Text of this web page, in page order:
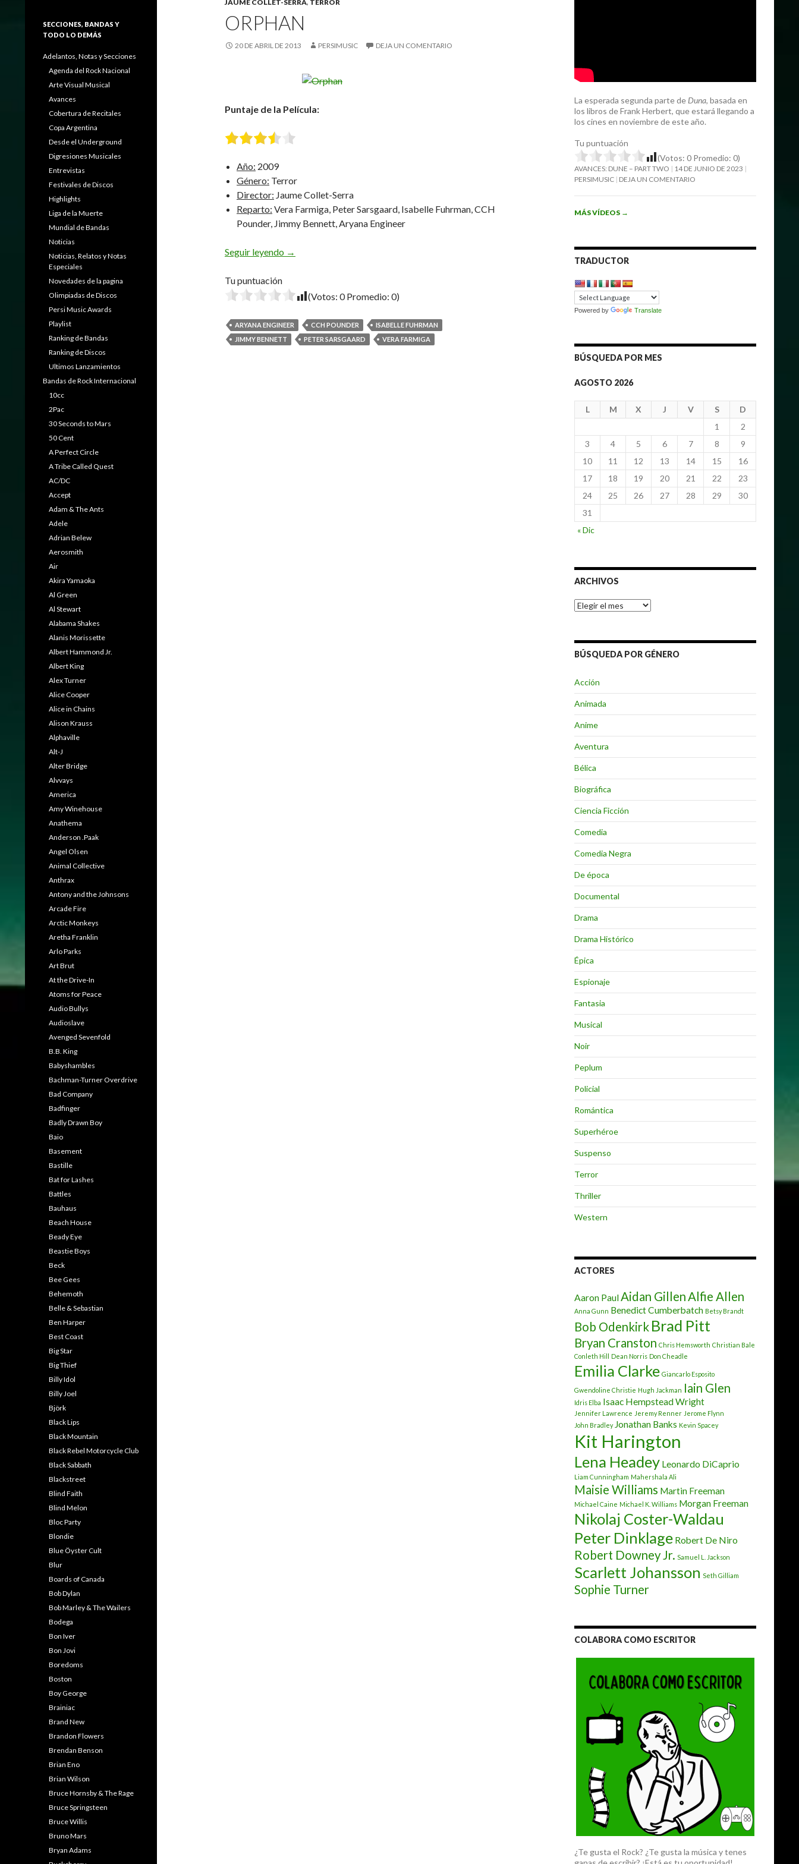
JAUME COLLET-SERRA, TERROR
ORPHAN
20 DE ABRIL DE 2013 PERSIMUSIC DEJA UN COMENTARIO
Puntaje de la Película:
Año: 2009
Género: Terror
Director: Jaume Collet-Serra
Reparto: Vera Farmiga, Peter Sarsgaard, Isabelle Fuhrman, CCH
Pounder, Jimmy Bennett, Aryana Engineer
Seguir leyendo Orphan
→
Tu puntuación
(Votos: 0Promedio: 0)
ARYANA ENGINEER CCH POUNDER
ISABELLE FUHRMAN
JIMMY BENNETT
PETER SARSGAARD VERA FARMIGA
La esperada segunda parte de Duna, basada en
los libros de Frank Herbert, que estará llegando a
los cines en noviembre de este año.
Tu puntuación
(Votos: 0 Promedio: 0)
AVANCES: DUNE – PART TWO
14 DE JUNIO DE 2023
PERSIMUSIC DEJA UN COMENTARIO
MÁS VÍDEOS →
TRADUCTOR
Powered by Translate
BÚSQUEDA POR MES
AGOSTO 2026
L M X J V S
D
1
2
3
4 5 6 7 8
9
10
11 12 13 14 15
16
17
18 19 20 21 22
23
24
25 26 27 28 29
30
31
« Dic
ARCHIVOS
Archivos
BÚSQUEDA POR GÉNERO
Acción
Animada
Anime
Aventura
Bélica
Biográfica
Ciencia Ficción
Comedia
Comedia Negra
De época
Documental
Drama
Drama Histórico
Épica
Espionaje
Fantasia
Musical
Noir
Peplum
Policial
Romántica
Superhéroe
Suspenso
Terror
Thriller
Western
ACTORES
Aaron PaulAidan GillenAlfie Allen
Anna Gunn Benedict Cumberbatch Betsy Brandt
Bob Odenkirk Brad Pitt
Bryan Cranston Chris Hemsworth Christian Bale
Conleth Hill
Dean Norris Don Cheadle
Emilia Clarke Giancarlo Esposito
Gwendoline Christie Hugh Jackman Iain Glen
Idris Elba Isaac Hempstead Wright
Jennifer Lawrence Jeremy Renner Jerome Flynn
John Bradley Jonathan Banks Kevin Spacey
Kit Harington
Lena Headey Leonardo DiCaprio
Liam Cunningham Mahershala Ali
Maisie Williams Martin Freeman
Michael Caine Michael K. Williams Morgan Freeman
Nikolaj Coster-Waldau
Peter Dinklage Robert De Niro
Robert Downey Jr. Samuel L. Jackson
Scarlett Johansson Seth Gilliam
Sophie Turner
COLABORA COMO ESCRITOR
¿Te gusta el Rock? ¿Te gusta la música y tenes
SECCIONES, BANDAS Y
TODO LO DEMÁS
Adelantos, Notas y Secciones
Agenda del Rock Nacional
Arte Visual Musical
Avances
Cobertura de Recitales
Copa Argentina
Desde el Underground
Digresiones Musicales
Entrevistas
Festivales de Discos
Highlights
Liga de la Muerte
Mundial de Bandas
Noticias
Noticias, Relatos y Notas
Especiales
Novedades de la pagina
Olimpiadas de Discos
Persi Music Awards
Playlist
Ranking de Bandas
Ranking de Discos
Ultimos Lanzamientos
Bandas de Rock Internacional
10cc
2Pac
30 Seconds to Mars
50 Cent
A Perfect Circle
A Tribe Called Quest
AC/DC
Accept
Adam & The Ants
Adele
Adrian Belew
Aerosmith
Air
Akira Yamaoka
Al Green
Al Stewart
Alabama Shakes
Alanis Morissette
Albert Hammond Jr.
Albert King
Alex Turner
Alice Cooper
Alice in Chains
Alison Krauss
Alphaville
Alt-J
Alter Bridge
Alvvays
America
Amy Winehouse
Anathema
Anderson .Paak
Angel Olsen
Animal Collective
Anthrax
Antony and the Johnsons
Arcade Fire
Arctic Monkeys
Aretha Franklin
Arlo Parks
Art Brut
At the Drive-In
Atoms for Peace
Audio Bullys
Audioslave
Avenged Sevenfold
B.B. King
Babyshambles
Bachman-Turner Overdrive
Bad Company
Badfinger
Badly Drawn Boy
Baio
Basement
Bastille
Bat for Lashes
Battles
Bauhaus
Beach House
Beady Eye
Beastie Boys
Beck
Bee Gees
Behemoth
Belle & Sebastian
Ben Harper
Best Coast
Big Star
Big Thief
Billy Idol
Billy Joel
Björk
Black Lips
Black Mountain
Black Rebel Motorcycle Club
Black Sabbath
Blackstreet
Blind Faith
Blind Melon
Bloc Party
Blondie
Blue Öyster Cult
Blur
Boards of Canada
Bob Dylan
Bob Marley & The Wailers
Bodega
Bon Iver
Bon Jovi
Boredoms
Boston
Boy George
Brainiac
Brand New
Brandon Flowers
Brendan Benson
Brian Eno
Brian Wilson
Bruce Hornsby & The Rage
Bruce Springsteen
Bruce Willis
Bruno Mars
Bryan Adams